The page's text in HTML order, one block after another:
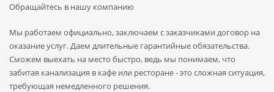
Обращайтесь в нашу компанию
Мы работаем официально, заключаем с заказчиками договор на
оказание услуг. Даем длительные гарантийные обязательства.
Сможем выехать на место быстро, ведь мы понимаем, что
забитая канализация в кафе или ресторане - это сложная ситуация,
требующая немедленного решения.